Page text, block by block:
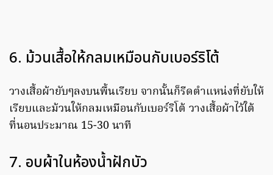
6. ม้วนเสื้อให้กลมเหมือนกับเบอร์ริโต้
วางเสื้อผ้ายับๆลงบนพื้นเรียบ จากนั้นก็รีดตำแหน่งที่ยับให้
เรียบและม้วนให้กลมเหมือนกับเบอร์ริโต้ วางเสื้อผ้าไว้ใต้
ที่นอนประมาณ 15-30 นาที
7. อบผ้าในห้องน้ำฝักบัว